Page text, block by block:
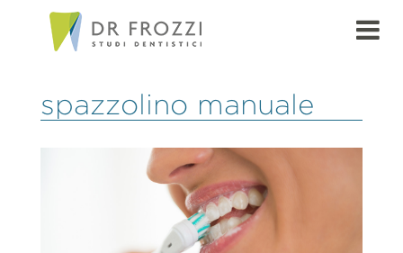
spazzolino manuale